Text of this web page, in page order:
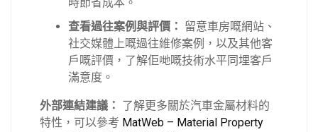
查看過往案例與評價： 留意車房嘅網站、
社交媒體上嘅過往維修案例，以及其他客
戶嘅評價，了解佢哋嘅技術水平同埋客戶
滿意度。
外部連結建議： 了解更多關於汽車金屬材料的
特性，可以參考 MatWeb – Material Property